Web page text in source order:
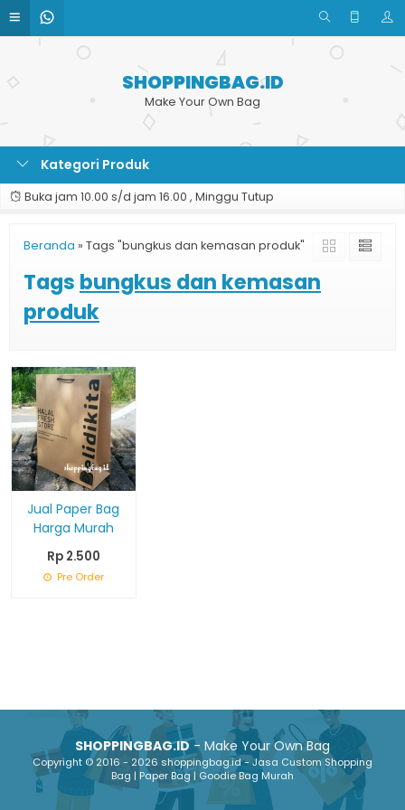
SHOPPINGBAG.ID
Make Your Own Bag
Kategori Produk
Buka jam 10.00 s/d jam 16.00 , Minggu Tutup
Beranda » Tags "bungkus dan kemasan produk"
Tags bungkus dan kemasan
produk
Jual Paper Bag
Harga Murah
Rp 2.500
Pre Order
SHOPPINGBAG.ID- Make Your Own Bag
Copyright © 2016 - 2026 shoppingbag.id - Jasa Custom Shopping
Bag | Paper Bag | Goodie Bag Murah